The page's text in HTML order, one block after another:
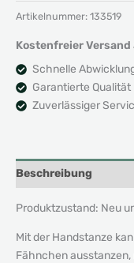
Artikelnummer: 133519
Kostenfreier
Schnelle
Garantierte Qualität
Zuverlässiger
Beschreibung
Produktzustand: Neu
Mit der Handstanze
Fähnchen ausstanzen,